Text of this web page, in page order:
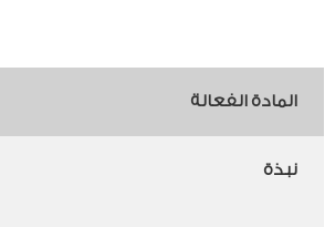
المادة الفعالة
نبذة